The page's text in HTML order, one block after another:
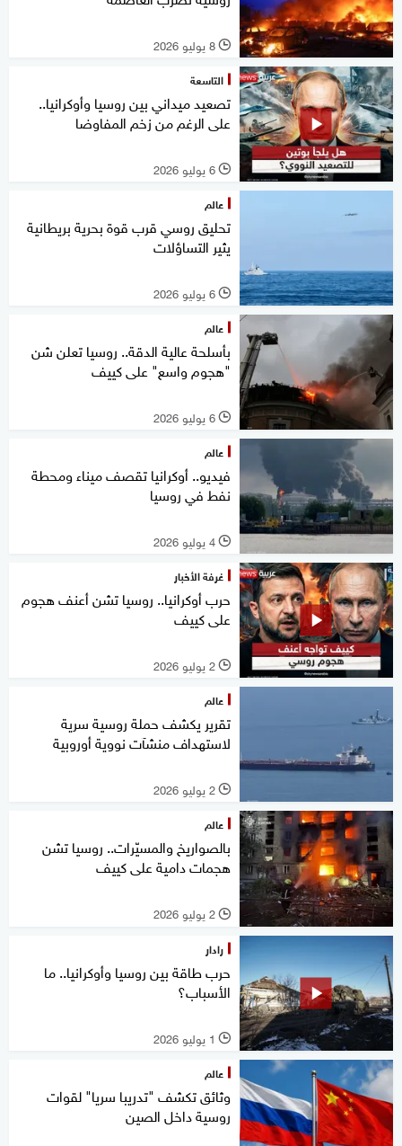
l 8 يوليو 2026
التاسعة
تصعيد ميداني بين روسيا وأوكرانيا..
على الرغم من زخم المفاوضا
l 6 يوليو 2026
عالم
تحليق روسي قرب قوة بحرية بريطانية
يثير التساؤلات
l 6 يوليو 2026
عالم
بأسلحة عالية الدقة.. روسيا تعلن شن
"هجوم واسع" على كييف
l 6 يوليو 2026
عالم
فيديو.. أوكرانيا تقصف ميناء ومحطة
نفط في روسيا
l 4 يوليو 2026
غرفة الأخبار
حرب أوكرانيا.. روسيا تشن أعنف هجوم
على كييف
l 2 يوليو 2026
عالم
تقرير يكشف حملة روسية سرية
لاستهداف منشآت نووية أوروبية
l 2 يوليو 2026
عالم
بالصواريخ والمسيّرات.. روسيا تشن
هجمات دامية على كييف
l 2 يوليو 2026
رادار
حرب طاقة بين روسيا وأوكرانيا.. ما
الأسباب؟
l 1 يوليو 2026
عالم
وثائق تكشف "تدريبا سريا" لقوات
روسية داخل الصين